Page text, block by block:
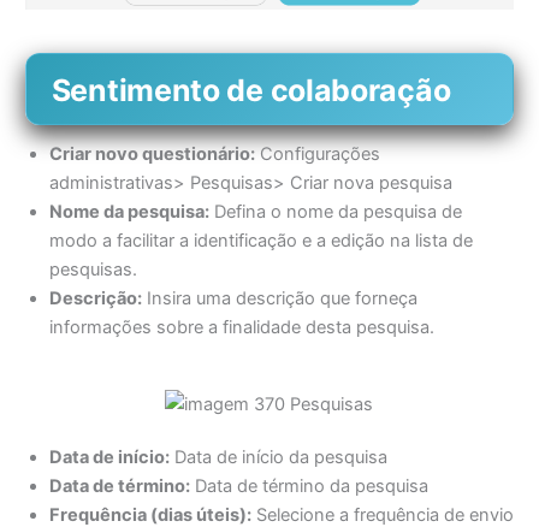
Sentimento de colaboração
Criar novo questionário:Configurações
administrativas> Pesquisas> Criar nova pesquisa
Nome da pesquisa:Defina o nome da pesquisa de
modo a facilitar a identificação e a edição na lista de
pesquisas.
Descrição:Insira uma descrição que forneça
informações sobre a finalidade desta pesquisa.
Data de início:Data de início da pesquisa
Data de término:Data de término da pesquisa
Frequência (dias úteis):Selecione a frequência de envio